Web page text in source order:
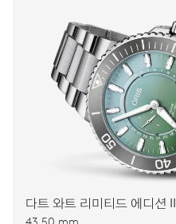
다트 와트 리미티드 에디션 II